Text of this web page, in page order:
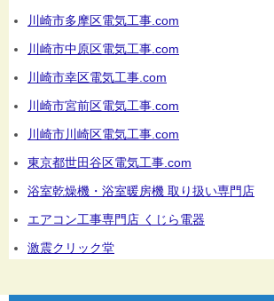
川崎市多摩区電気工事.com
川崎市中原区電気工事.com
川崎市幸区電気工事.com
川崎市宮前区電気工事.com
川崎市川崎区電気工事.com
東京都世田谷区電気工事.com
浴室乾燥機・浴室暖房機 取り扱い専門店
エアコン工事専門店 くじら電器
激震クリック堂